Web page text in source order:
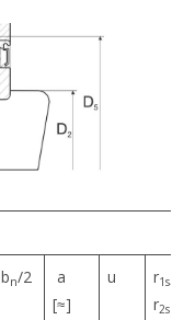
bn/2
a
[≈]
u r1s
r2s